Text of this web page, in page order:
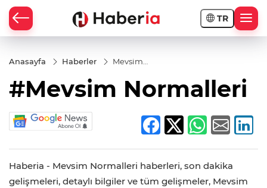
TR
Anasayfa Haberler
Mevsim
#Mevsim Normalleri
Haberia - Mevsim Normalleri haberleri, son dakika
gelişmeleri, detaylı bilgiler ve tüm gelişmeler, Mevsim